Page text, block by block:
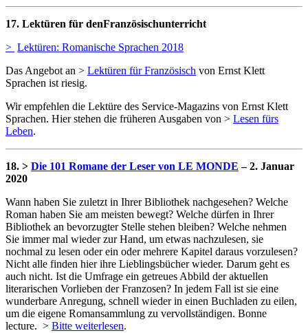
17. Lektüren für denFranzösischunterricht
> Lektüren: Romanische Sprachen 2018
Das Angebot an > Lektüren für Französisch von Ernst Klett
Sprachen ist riesig.
Wir empfehlen die Lektüre des Service-Magazins von Ernst Klett
Sprachen. Hier stehen die früheren Ausgaben von > Lesen fürs
Leben.
18. > Die 101 Romane der Leser von LE MONDE – 2. Januar
2020
Wann haben Sie zuletzt in Ihrer Bibliothek nachgesehen? Welche
Roman haben Sie am meisten bewegt? Welche dürfen in Ihrer
Bibliothek an bevorzugter Stelle stehen bleiben? Welche nehmen
Sie immer mal wieder zur Hand, um etwas nachzulesen, sie
nochmal zu lesen oder ein oder mehrere Kapitel daraus vorzulesen?
Nicht alle finden hier ihre Lieblingsbücher wieder. Darum geht es
auch nicht. Ist die Umfrage ein getreues Abbild der aktuellen
literarischen Vorlieben der Franzosen? In jedem Fall ist sie eine
wunderbare Anregung, schnell wieder in einen Buchladen zu eilen,
um die eigene Romansammlung zu vervollständigen. Bonne
lecture. > Bitte weiterlesen.